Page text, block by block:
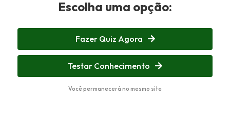
Escolha uma opção:
Fazer Quiz Agora
Testar Conhecimento
Você permanecerá no mesmo site